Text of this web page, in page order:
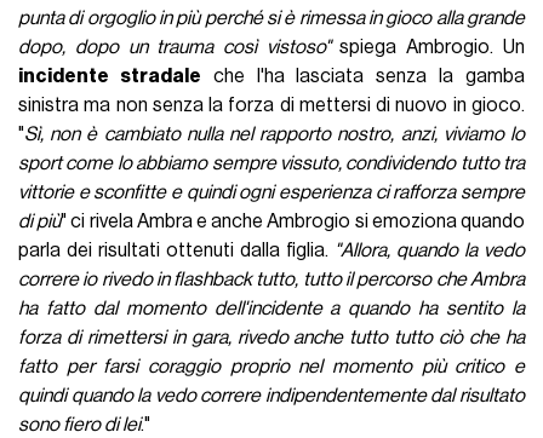
punta di orgoglio in più perché si è rimessa in gioco alla grande
dopo, dopo un trauma così vistoso"spiega Ambrogio. Un
incidente stradale che l'ha lasciata senza la gamba
sinistra ma non senza la forza di mettersi di nuovo in gioco.
"Sì, non è cambiato nulla nel rapporto nostro, anzi, viviamo lo
sport come lo abbiamo sempre vissuto, condividendo tutto tra
vittorie e sconfitte e quindi ogni esperienza ci rafforza sempre
di più" ci rivela Ambra e anche Ambrogio si emoziona quando
parla dei risultati ottenuti dalla figlia. "Allora, quando la vedo
correre io rivedo in flashback tutto, tutto il percorso che Ambra
ha fatto dal momento dell'incidente a quando ha sentito la
forza di rimettersi in gara, rivedo anche tutto tutto ciò che ha
fatto per farsi coraggio proprio nel momento più critico e
quindi quando la vedo correre indipendentemente dal risultato
sono fiero di lei."